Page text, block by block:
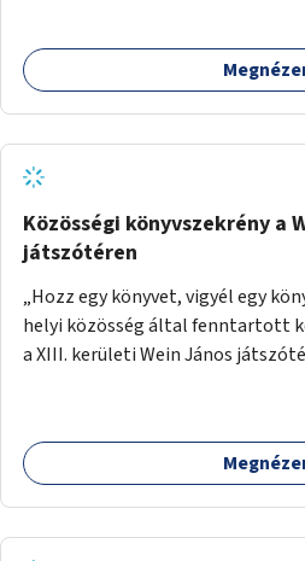
Közösségi könyvszekrény a
játszótéren
„Hozz egy könyvet, vigyél egy
helyi közösség által fenntartott
a XIII. kerületi Wein János